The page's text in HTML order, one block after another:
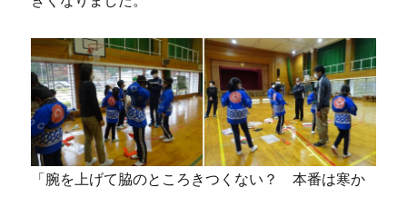
「腕を上げて脇のところきつくない？ 本番は寒か